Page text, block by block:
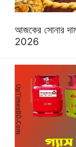
আজকের সোনার
2026